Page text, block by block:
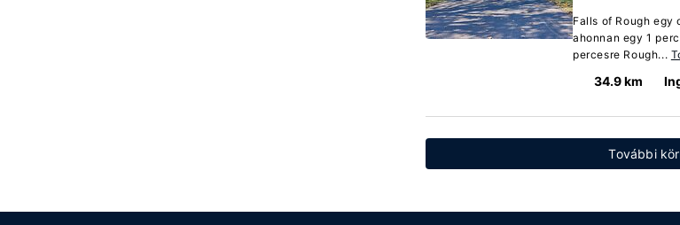
Falls of Rough
ahonnan egy 1
percesre Rough...
34.9 km
További